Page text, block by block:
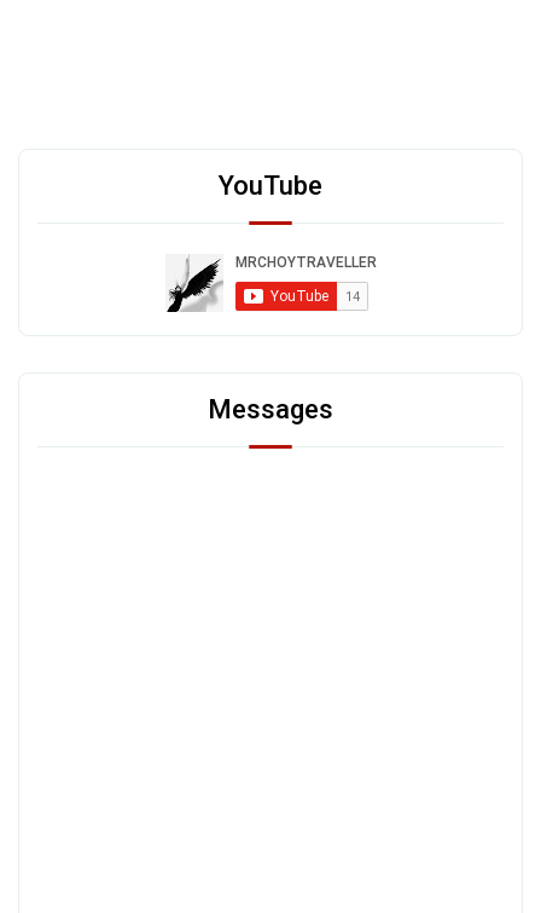
YouTube
Messages